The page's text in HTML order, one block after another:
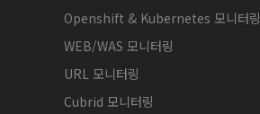
Openshift & Kubernetes 모니터링
WEB/WAS 모니터링
URL 모니터링
Cubrid 모니터링